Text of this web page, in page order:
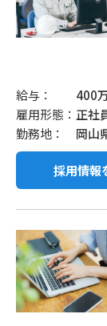
給与：
400
雇用形態： 正社
勤務地：
岡山
採用情報